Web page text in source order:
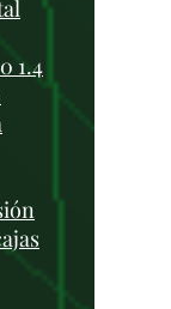
1.4